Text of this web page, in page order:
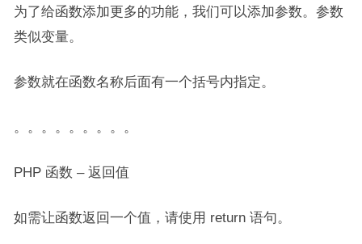
为了给函数添加更多的功能，我们可以添加参数。参数
类似变量。
参数就在函数名称后面有一个括号内指定。
。。。。。。。。。
PHP 函数 – 返回值
如需让函数返回一个值，请使用 return 语句。